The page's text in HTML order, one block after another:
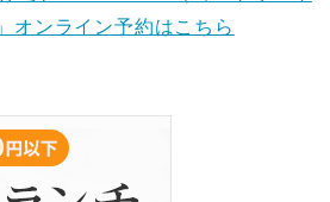
オンライン予約はこちら